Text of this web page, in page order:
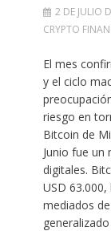
2 DE JULIO
CRYPTO
El mes
y el ciclo
riesgo en
Bitcoin de
Junio fue un
digitales.
USD
mediados